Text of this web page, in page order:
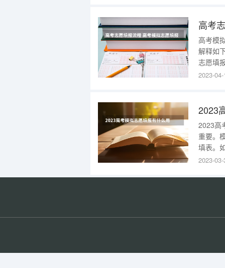
高考
高考模
解释如
志愿填
统是一
有
2023-
2023高
重要。
填表。
但往往
可查询
2023-